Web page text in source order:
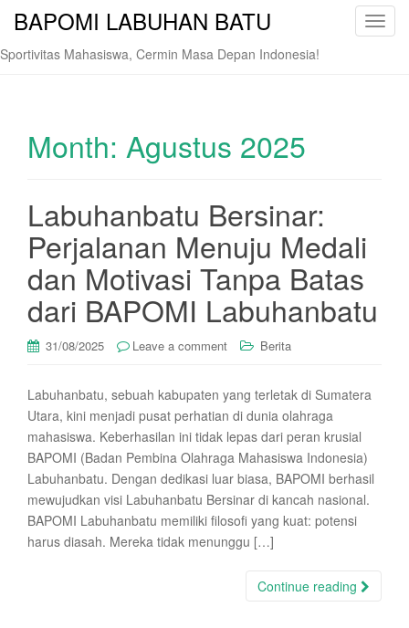
T
o
BAPOMI LABUHAN BATU
Sportivitas Mahasiswa, Cermin Masa Depan Indonesia!
Month: Agustus 2025
Labuhanbatu Bersinar:
Perjalanan Menuju Medali
dan Motivasi Tanpa Batas
dari BAPOMI Labuhanbatu
31/08/2025 Leave a comment Berita
Labuhanbatu, sebuah kabupaten yang terletak di Sumatera
Utara, kini menjadi pusat perhatian di dunia olahraga
mahasiswa. Keberhasilan ini tidak lepas dari peran krusial
BAPOMI (Badan Pembina Olahraga Mahasiswa Indonesia)
Labuhanbatu. Dengan dedikasi luar biasa, BAPOMI berhasil
mewujudkan visi Labuhanbatu Bersinar di kancah nasional.
BAPOMI Labuhanbatu memiliki filosofi yang kuat: potensi
harus diasah. Mereka tidak menunggu […]
Continue reading